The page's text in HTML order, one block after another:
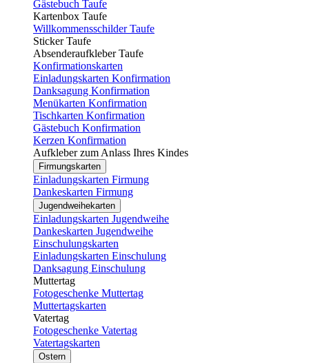
Gästebuch Taufe
Kartenbox Taufe
Willkommensschilder Taufe
Sticker Taufe
Absenderaufkleber Taufe
Konfirmationskarten
Einladungskarten Konfirmation
Danksagung Konfirmation
Menükarten Konfirmation
Tischkarten Konfirmation
Gästebuch Konfirmation
Kerzen Konfirmation
Aufkleber zum Anlass Ihres Kindes
Firmungskarten
Einladungskarten Firmung
Dankeskarten Firmung
Jugendweihekarten
Einladungskarten Jugendweihe
Dankeskarten Jugendweihe
Einschulungskarten
Einladungskarten Einschulung
Danksagung Einschulung
Muttertag
Fotogeschenke Muttertag
Muttertagskarten
Vatertag
Fotogeschenke Vatertag
Vatertagskarten
Ostern